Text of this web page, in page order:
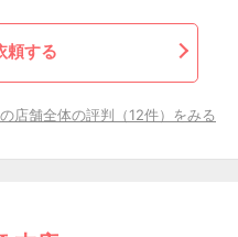
頼する
店舗全体の評判（12件）をみる